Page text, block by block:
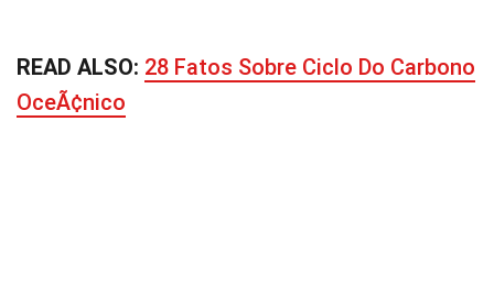
READ ALSO: 28 Fatos Sobre Ciclo Do Carbono
OceÃ¢nico